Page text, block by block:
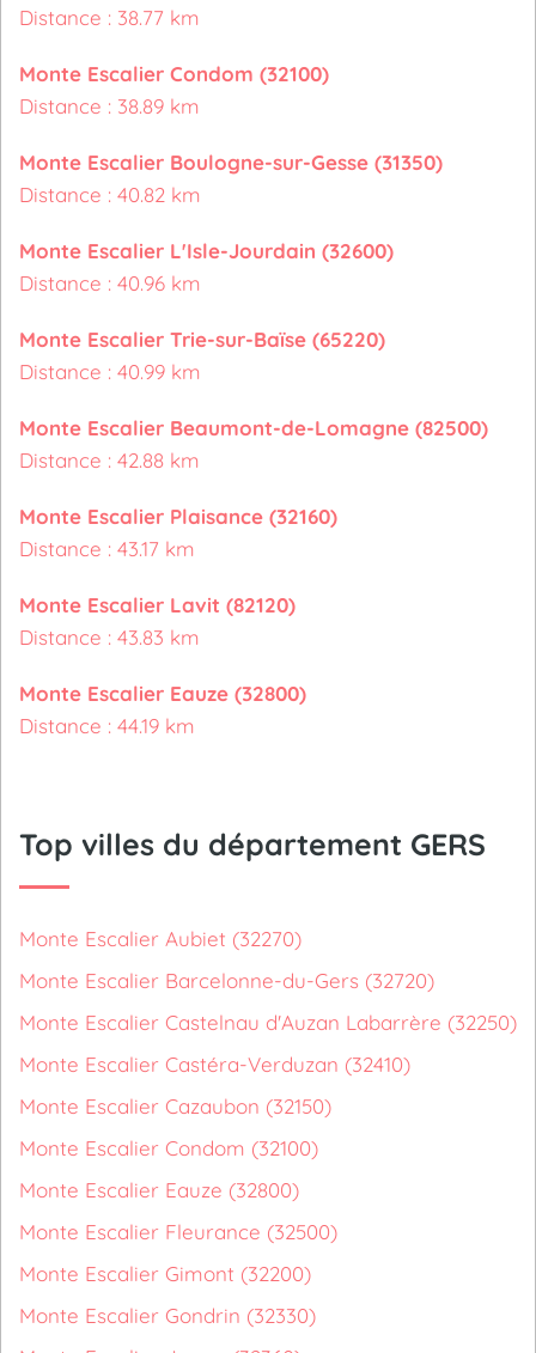
Distance : 38.77 km
Monte Escalier Condom (32100)
Distance : 38.89 km
Monte Escalier Boulogne-sur-Gesse (31350)
Distance : 40.82 km
Monte Escalier L'Isle-Jourdain (32600)
Distance : 40.96 km
Monte Escalier Trie-sur-Baïse (65220)
Distance : 40.99 km
Monte Escalier Beaumont-de-Lomagne (82500)
Distance : 42.88 km
Monte Escalier Plaisance (32160)
Distance : 43.17 km
Monte Escalier Lavit (82120)
Distance : 43.83 km
Monte Escalier Eauze (32800)
Distance : 44.19 km
Top villes du département GERS
Monte Escalier Aubiet (32270)
Monte Escalier Barcelonne-du-Gers (32720)
Monte Escalier Castelnau d'Auzan Labarrère (32250)
Monte Escalier Castéra-Verduzan (32410)
Monte Escalier Cazaubon (32150)
Monte Escalier Condom (32100)
Monte Escalier Eauze (32800)
Monte Escalier Fleurance (32500)
Monte Escalier Gimont (32200)
Monte Escalier Gondrin (32330)